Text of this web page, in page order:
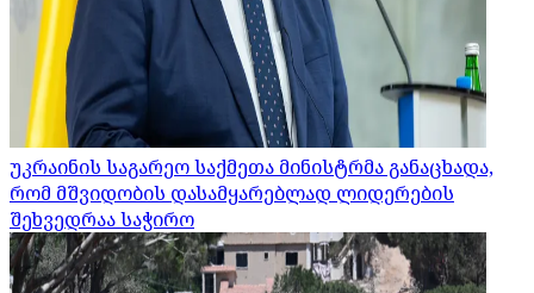
უკრაინის საგარეო საქმეთა მინისტრმა განაცხადა,
რომ მშვიდობის დასამყარებლად ლიდერების
შეხვედრაა საჭირო